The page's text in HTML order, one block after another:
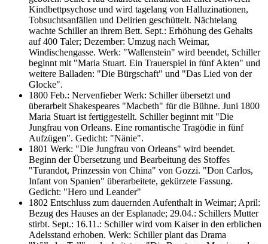
Kindbettpsychose und wird tagelang von Halluzinationen,
Tobsuchtsanfällen und Delirien geschüttelt. Nächtelang
wachte Schiller an ihrem Bett. Sept.: Erhöhung des Gehalts
auf 400 Taler; Dezember: Umzug nach Weimar,
Windischengasse. Werk: "Wallenstein" wird beendet, Schiller
beginnt mit "Maria Stuart. Ein Trauerspiel in fünf Akten" und
weitere Balladen: "Die Bürgschaft" und "Das Lied von der
Glocke".
1800 Feb.: Nervenfieber Werk: Schiller übersetzt und
überarbeit Shakespeares "Macbeth" für die Bühne. Juni 1800
Maria Stuart ist fertiggestellt. Schiller beginnt mit "Die
Jungfrau von Orleans. Eine romantische Tragödie in fünf
Aufzügen". Gedicht: "Nänie".
1801 Werk: "Die Jungfrau von Orleans" wird beendet.
Beginn der Übersetzung und Bearbeitung des Stoffes
"Turandot, Prinzessin von China" von Gozzi. "Don Carlos,
Infant von Spanien" überarbeitete, gekürzete Fassung.
Gedicht: "Hero und Leander"
1802 Entschluss zum dauernden Aufenthalt in Weimar; April:
Bezug des Hauses an der Esplanade; 29.04.: Schillers Mutter
stirbt. Sept.: 16.11.: Schiller wird vom Kaiser in den erblichen
Adelsstand erhoben. Werk: Schiller plant das Drama